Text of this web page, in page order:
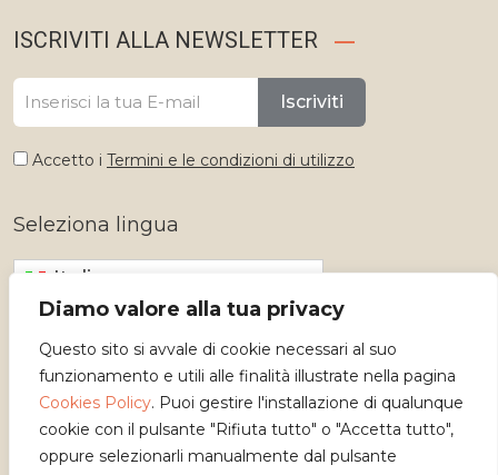
Diamo valore alla tua privacy
Questo sito si avvale di cookie necessari al suo
funzionamento e utili alle finalità illustrate nella pagina
Cookies Policy. Puoi gestire l'installazione di qualunque
cookie con il pulsante "Rifiuta tutto" o "Accetta tutto",
oppure selezionarli manualmente dal pulsante
ISCRIVITI ALLA NEWSLETTER
Iscriviti
Accetto i Termini e le condizioni di utilizzo
Seleziona lingua
Italiano